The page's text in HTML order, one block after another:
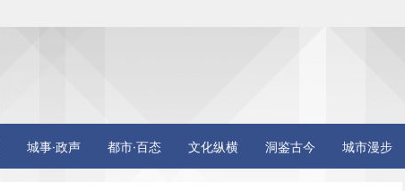
城事·政声 都市·百态 文化纵横 洞鉴古今 城市漫步